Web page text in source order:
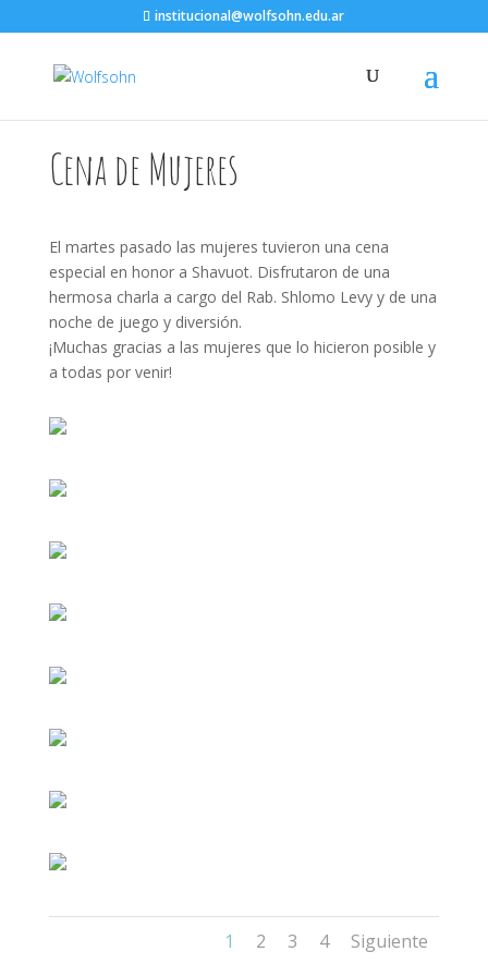
institucional@wolfsohn.edu.ar
Cena de Mujeres
El martes pasado las mujeres tuvieron una cena
especial en honor a Shavuot. Disfrutaron de una
hermosa charla a cargo del Rab. Shlomo Levy y de una
noche de juego y diversión.
¡Muchas gracias a las mujeres que lo hicieron posible y
a todas por venir!
1 2 3 4 Siguiente